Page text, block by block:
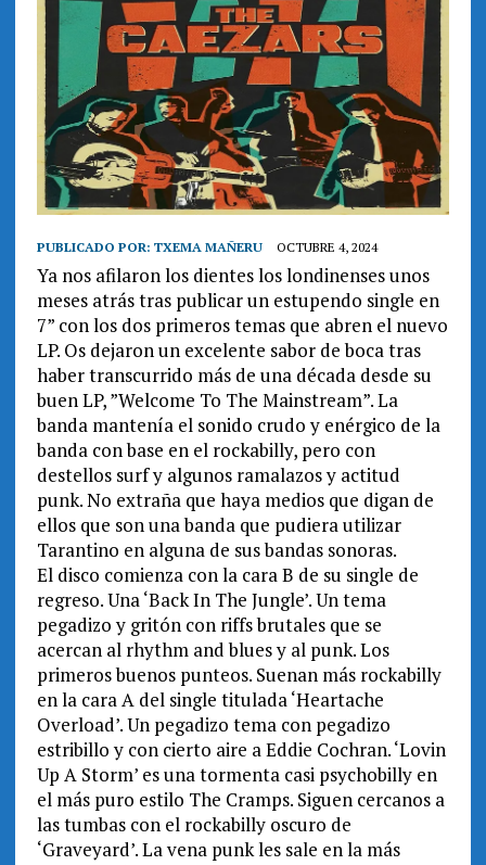
PUBLICADO POR: TXEMA MAÑERU OCTUBRE 4, 2024
Ya nos afilaron los dientes los londinenses unos
meses atrás tras publicar un estupendo single en
7” con los dos primeros temas que abren el nuevo
LP. Os dejaron un excelente sabor de boca tras
haber transcurrido más de una década desde su
buen LP, ”Welcome To The Mainstream”. La
banda mantenía el sonido crudo y enérgico de la
banda con base en el rockabilly, pero con
destellos surf y algunos ramalazos y actitud
punk. No extraña que haya medios que digan de
ellos que son una banda que pudiera utilizar
Tarantino en alguna de sus bandas sonoras.
El disco comienza con la cara B de su single de
regreso. Una ‘Back In The Jungle’. Un tema
pegadizo y gritón con riffs brutales que se
acercan al rhythm and blues y al punk. Los
primeros buenos punteos. Suenan más rockabilly
en la cara A del single titulada ‘Heartache
Overload’. Un pegadizo tema con pegadizo
estribillo y con cierto aire a Eddie Cochran. ‘Lovin
Up A Storm’ es una tormenta casi psychobilly en
el más puro estilo The Cramps. Siguen cercanos a
las tumbas con el rockabilly oscuro de
‘Graveyard’. La vena punk les sale en la más